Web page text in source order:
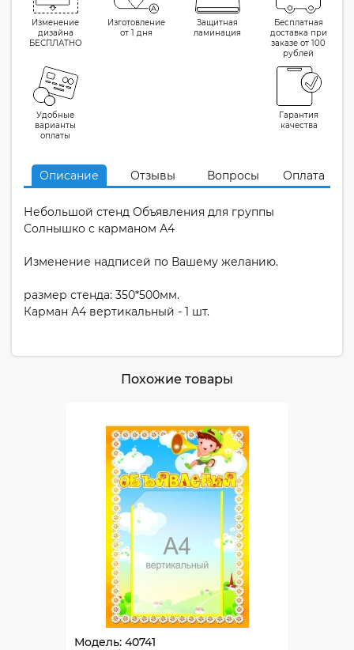
Изменение
дизайна
БЕСПЛАТНО
Изготовление
от 1 дня
Защитная
ламинация
Бесплатная
доставка при
заказе от 100
рублей
Удобные
варианты
оплаты
Гарантия
качества
Описание Отзывы Вопросы Оплата
Небольшой стенд Объявления для группы
Солнышко с карманом А4
Изменение надписей по Вашему желанию.
размер стенда: 350*500мм.
Карман А4 вертикальный - 1 шт.
Похожие товары
Модель: 40741